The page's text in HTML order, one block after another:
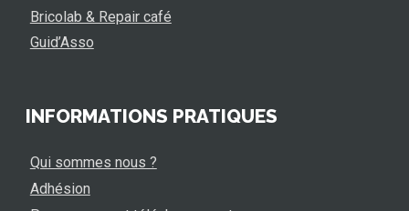
Bricolab & Repair café
Guid’Asso
INFORMATIONS PRATIQUES
Qui sommes nous ?
Adhésion